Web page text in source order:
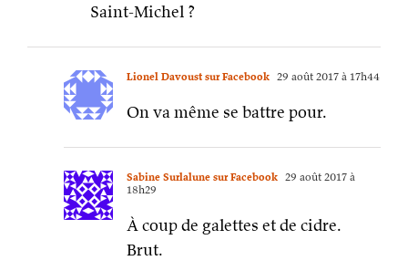
Saint-Michel ?
Lionel Davoust sur Facebook 29 août 2017 à 17h44
On va même se battre pour.
Sabine Surlalune sur Facebook 29 août 2017 à
18h29
À coup de galettes et de cidre.
Brut.